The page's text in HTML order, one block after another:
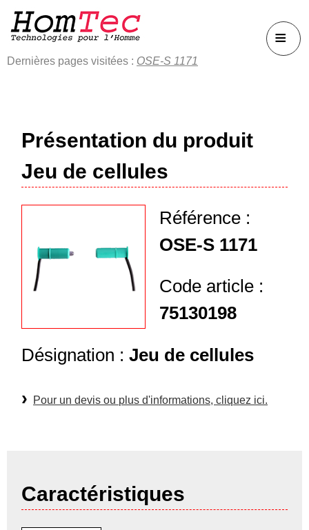
≡
Dernières pages visitées : OSE-S 1171
Présentation du produit
Jeu de cellules
Référence :
OSE-S 1171
Code article :
75130198
Désignation :Jeu de cellules
Pour un devis ou plus d'informations, cliquez ici.
Caractéristiques